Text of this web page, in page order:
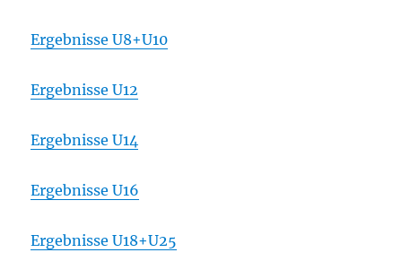
Ergebnisse U8+U10
Ergebnisse U12
Ergebnisse U14
Ergebnisse U16
Ergebnisse U18+U25